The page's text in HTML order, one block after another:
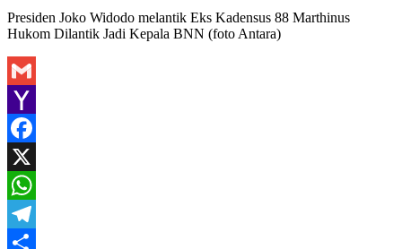
Share
Presiden Joko Widodo melantik Eks Kadensus 88 Marthinus
Hukom Dilantik Jadi Kepala BNN (foto Antara)
Gmail
Yahoo
Mail
Facebook
X
WhatsApp
Telegram